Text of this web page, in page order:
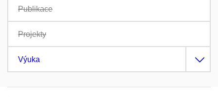
Publikace
Projekty
Výuka